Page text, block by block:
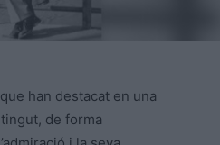
han destacat en una
de forma